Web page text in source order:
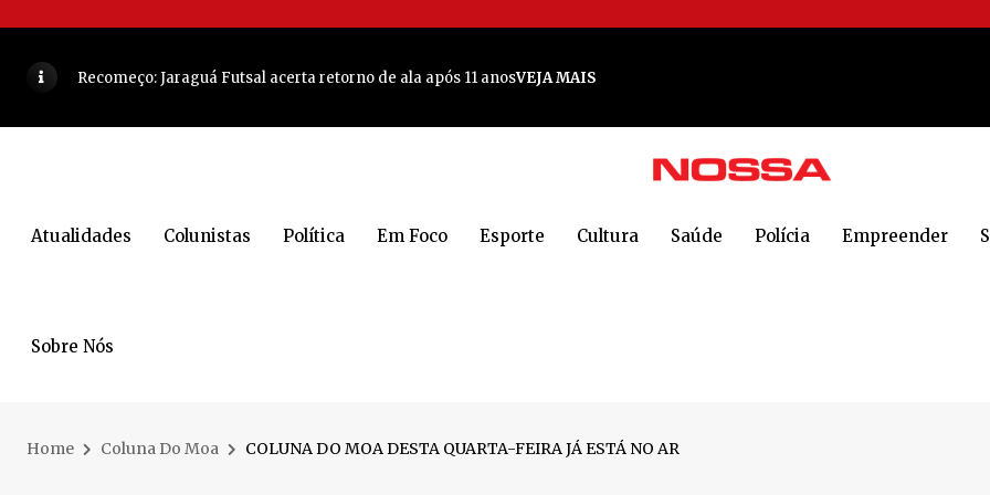
COLUNA DO MOA - Quarta-feira foi marcada por uma celebração em grande estilo em Jaraguá do Sul.
JARAGUÁ DO SUL - O retrato que desafia a fama de cidade ricaVEJA MAIS
Arquitetas de Jaraguá do Sul são destaque em uma das mais prestigiadas publicações do paísVEJA MAIS
Mulher é encontrada morta dentro de casa em Jaraguá do Sul: 'Todos estão em choque'
Atualidades Colunistas Política Em Foco Esporte Cultura Saúde Polícia Empreender
Sobre Nós
Home Coluna Do Moa COLUNA DO MOA DESTA QUARTA-FEIRA JÁ ESTÁ NO AR